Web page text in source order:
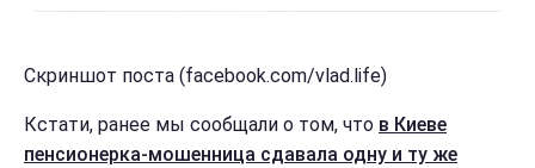
Скриншот поста (facebook.com/vlad.life)
Кстати, ранее мы сообщали о том, что в Киеве
пенсионерка-мошенница сдавала одну и ту же